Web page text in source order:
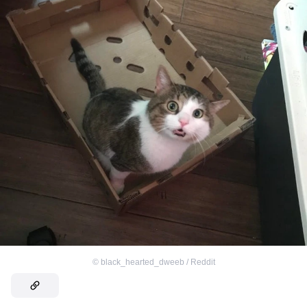
© black_hearted_dweeb / Reddit